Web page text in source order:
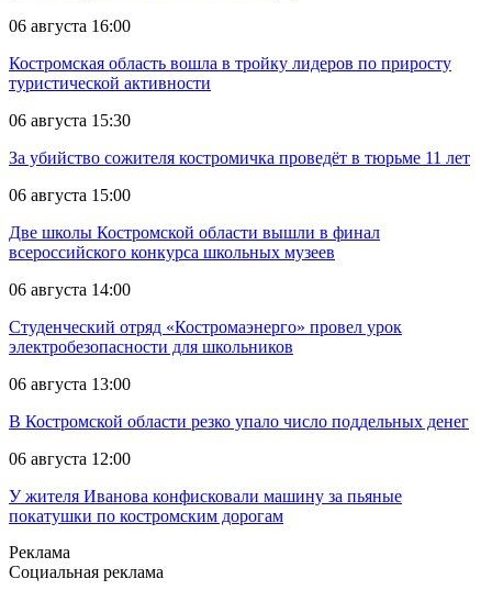
06 августа 16:00
Костромская область вошла в тройку лидеров по приросту
туристической активности
06 августа 15:30
За убийство сожителя костромичка проведёт в тюрьме 11 лет
06 августа 15:00
Две школы Костромской области вышли в финал
всероссийского конкурса школьных музеев
06 августа 14:00
Студенческий отряд «Костромаэнерго» провел урок
электробезопасности для школьников
06 августа 13:00
В Костромской области резко упало число поддельных денег
06 августа 12:00
У жителя Иванова конфисковали машину за пьяные
покатушки по костромским дорогам
Реклама
Социальная реклама